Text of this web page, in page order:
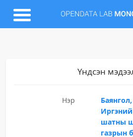
Үндсэн
Нэр
шатны
газрын